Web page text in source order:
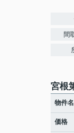
間
宮根
物件名
価格